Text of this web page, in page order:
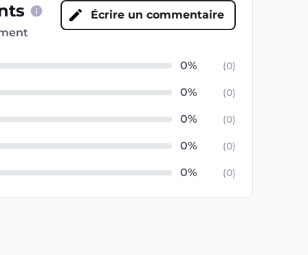
Écrire un commentaire
(0)
(0)
(0)
(0)
(0)